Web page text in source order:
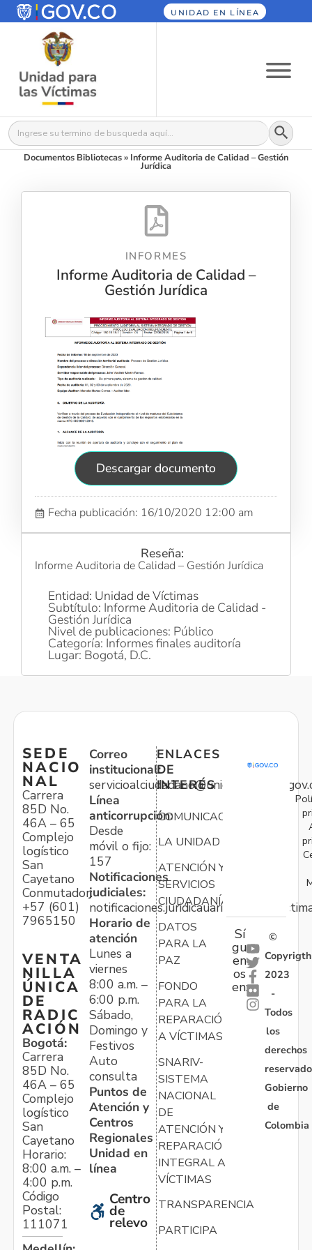
UNIDAD EN LÍNEA
Buscar: Botón
Documentos Bibliotecas» Informe Auditoria de Calidad – Gestión
Jurídica
INFORMES
Informe Auditoria de Calidad –
Gestión Jurídica
Descargar documento
Fecha publicación: 16/10/2020 12:00 am
Reseña:
Informe Auditoria de Calidad – Gestión Jurídica
Entidad: Unidad de Víctimas
Subtítulo: Informe Auditoria de Calidad -
Gestión Jurídica
Nivel de publicaciones: Público
Categoría: Informes finales auditoría
Lugar: Bogotá, D.C.
SEDE
NACIO
NAL
Carrera
85D No.
46A – 65
Complejo
logístico
San
Cayetano
Conmutador:
+57 (601)
7965150
VENTA
NILLA
ÚNICA
DE
RADIC
ACIÓN
Bogotá:
Carrera
85D No.
46A – 65
Complejo
logístico
San
Cayetano
Horario:
8:00 a.m. –
4:00 p.m.
Código
Postal:
111071
Correo
institucional:
Línea
anticorrupción:
Desde
móvil o fijo:
157
Notificaciones
judiciales:
Horario de
atención
Lunes a
viernes
8:00 a.m. –
6:00 p.m.
Sábado,
Domingo y
Festivos
Auto
consulta
Puntos de
Atención y
Centros
Regionales
Unidad en
línea
Centro
de
relevo
ENLACES
DE
INTERÉS
COMUNICACIONES
LA UNIDAD
ATENCIÓN Y
SERVICIOS
CIUDADANÍA
DATOS
PARA LA
PAZ
FONDO
PARA LA
REPARACIÓN
A VÍCTIMAS
SNARIV-
SISTEMA
NACIONAL
DE
ATENCIÓN Y
REPARACIÓN
INTEGRAL A
VÍCTIMAS
TRANSPARENCIA
PARTICIPA
Sí
gu
en
os
en:
©
Copyrigth
2023
-
Todos
los
derechos
Gobierno
de
Colombia